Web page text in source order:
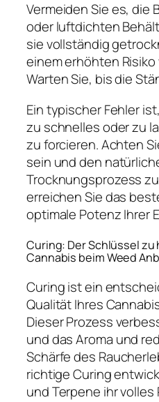
Vermeiden Sie es, die
oder luftdichten
sie vollständig
einem erhöhten
Warten Sie, bis die
Ein typischer Fehler
zu schnelles oder zu
zu forcieren. Achten
sein und den
Trocknungsprozess
erreichen Sie das
optimale Potenz Ihrer
Curing: Der Schlüssel
Cannabis beim Weed
Curing ist ein
Qualität Ihres
Dieser Prozess
und das Aroma und
Schärfe des
richtige Curing
und Terpene ihr volles